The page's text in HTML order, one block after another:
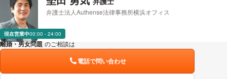
弁護士法人Authense法律事務所横浜オフィス
現在営業中00:00 - 24:00
離婚・男女問題 のご相談は
電話で問い合わせ